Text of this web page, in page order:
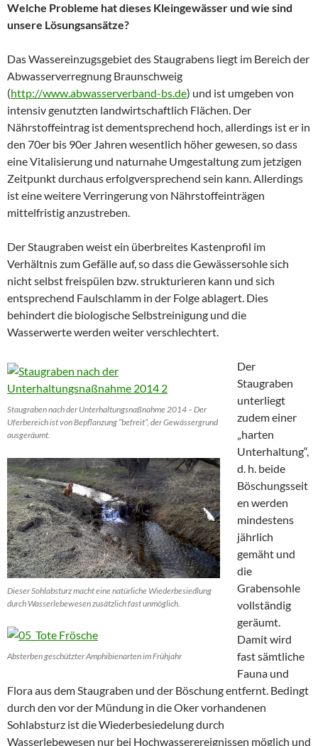
Welche Probleme hat dieses Kleingewässer und wie sind
unsere Lösungsansätze?
Das Wassereinzugsgebiet des Staugrabens liegt im Bereich der
Abwasserverregnung Braunschweig
(http://www.abwasserverband-bs.de) und ist umgeben von
intensiv genutzten landwirtschaftlich Flächen. Der
Nährstoffeintrag ist dementsprechend hoch, allerdings ist er in
den 70er bis 90er Jahren wesentlich höher gewesen, so dass
eine Vitalisierung und naturnahe Umgestaltung zum jetzigen
Zeitpunkt durchaus erfolgversprechend sein kann. Allerdings
ist eine weitere Verringerung von Nährstoffeinträgen
mittelfristig anzustreben.
Der Staugraben weist ein überbreites Kastenprofil im
Verhältnis zum Gefälle auf, so dass die Gewässersohle sich
nicht selbst freispülen bzw. strukturieren kann und sich
entsprechend Faulschlamm in der Folge ablagert. Dies
behindert die biologische Selbstreinigung und die
Wasserwerte werden weiter verschlechtert.
Staugraben nach der Unterhaltungsnaßnahme 2014 – Der
Uferbereich ist von Bepflanzung “befreit”, der Gewässergrund
ausgeräumt.
Dieser Sohlabsturz macht eine natürliche Wiederbesiedlung
durch Wasserlebewesen zusätzlich fast unmöglich.
Absterben geschützter Amphibienarten im Frühjahr
Der
Staugraben
unterliegt
zudem einer
„harten
Unterhaltung“,
d. h. beide
Böschungsseit
en werden
mindestens
jährlich
gemäht und
die
Grabensohle
vollständig
geräumt.
Damit wird
fast sämtliche
Fauna und
Flora aus dem Staugraben und der Böschung entfernt. Bedingt
durch den vor der Mündung in die Oker vorhandenen
Sohlabsturz ist die Wiederbesiedelung durch
Wasserlebewesen nur bei Hochwasserereignissen möglich und